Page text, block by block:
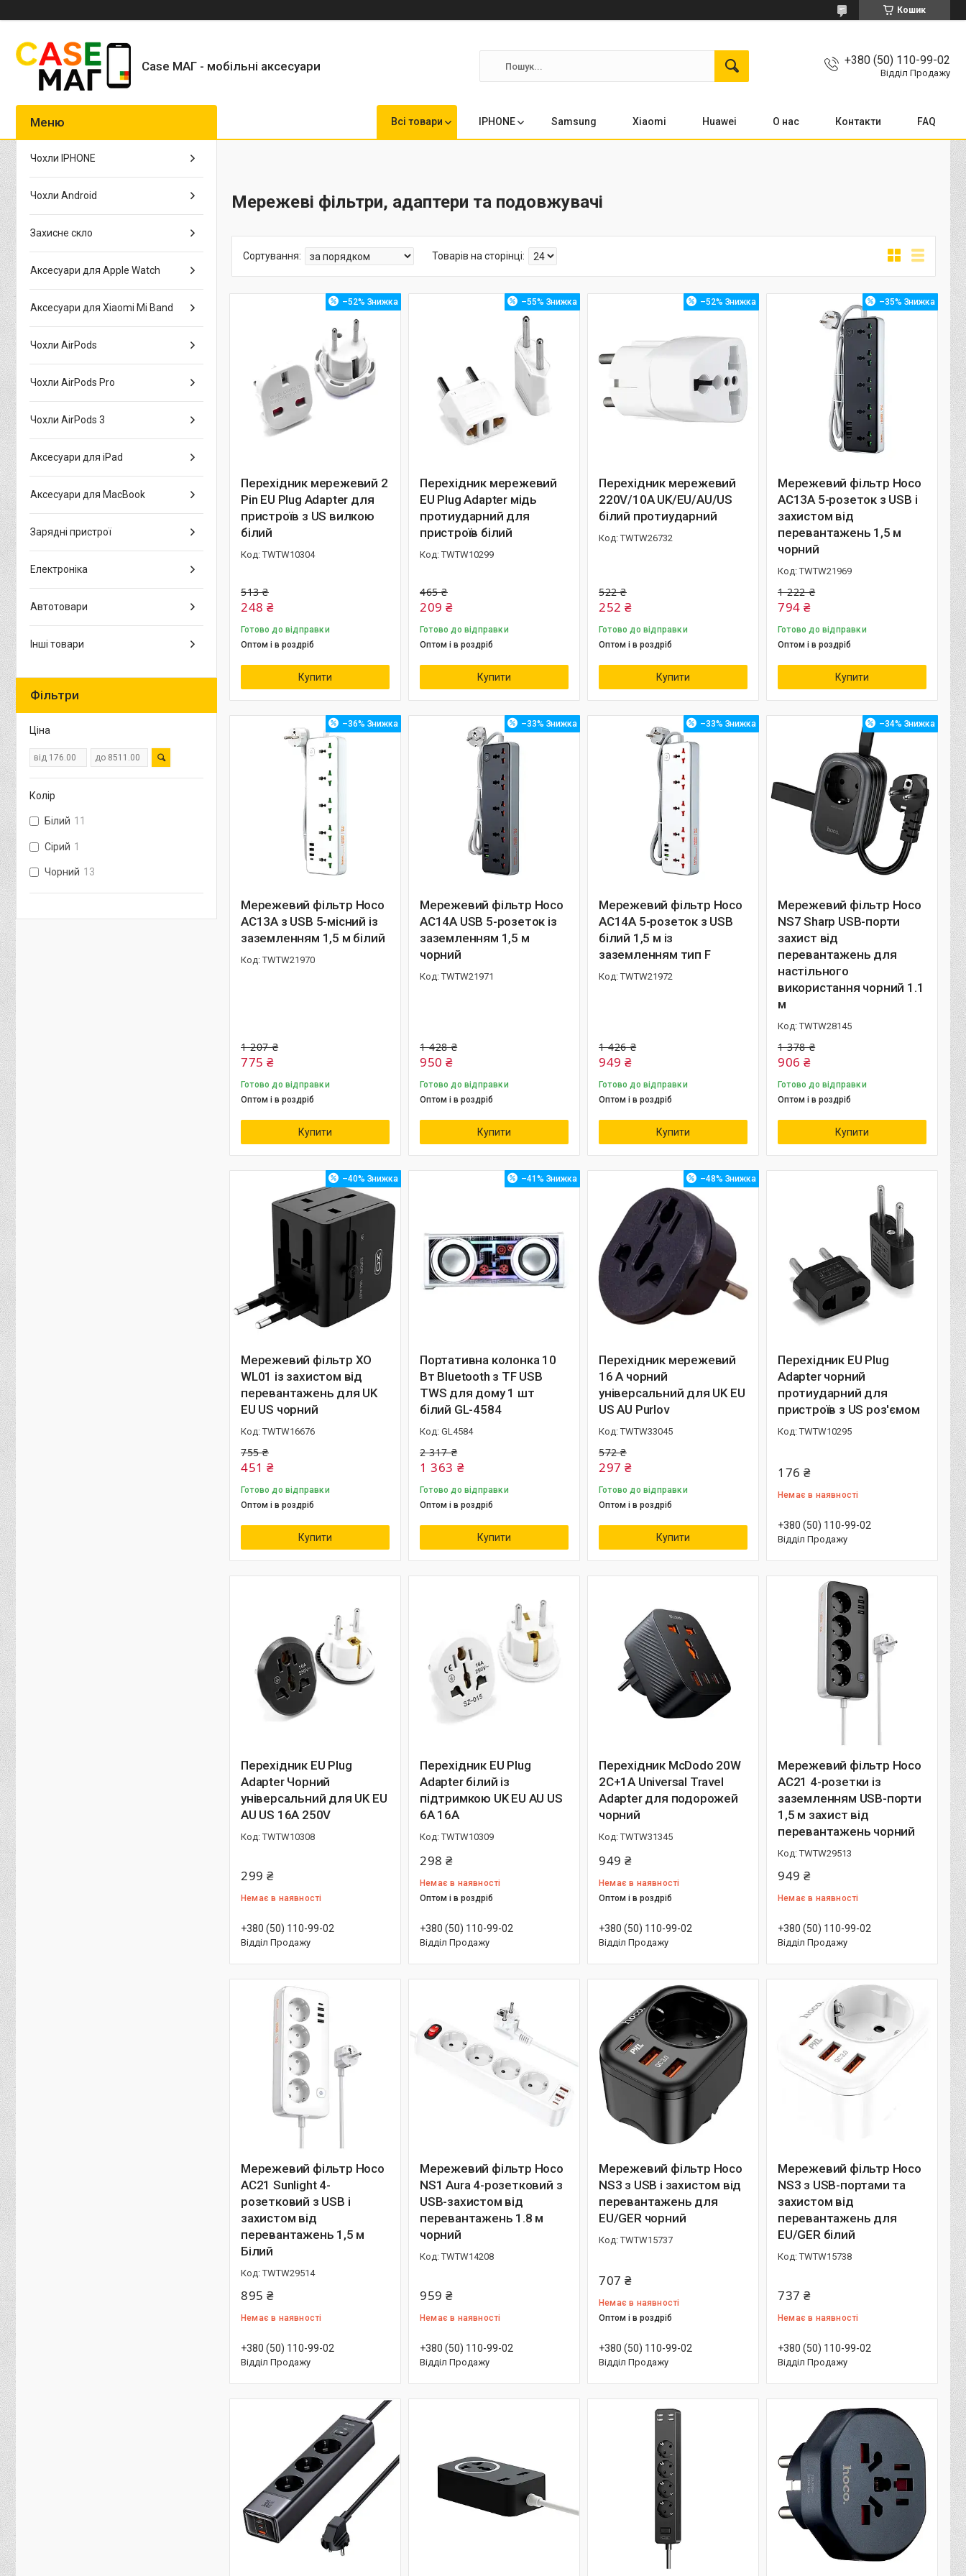
Кошик
Case МАГ - мобільні аксесуари +380 (50) 110-99-02
Відділ Продажу
Всі товари IPHONE Samsung Xiaomi Huawei О нас Контакти FAQ
Мережеві фільтри, адаптери та подовжувачі
–52%
Перехідник мережевий 2
Pin EU Plug Adapter для
пристроїв з US вилкою
білий
TWTW10304
513 ₴
248 ₴
Готово до відправки
Оптом і в роздріб
Купити
–55%
Перехідник мережевий
EU Plug Adapter мідь
протиударний для
пристроїв білий
TWTW10299
465 ₴
209 ₴
Готово до відправки
Оптом і в роздріб
Купити
–52%
Перехідник мережевий
220V/10А UK/EU/AU/US
білий протиударний
TWTW26732
522 ₴
252 ₴
Готово до відправки
Оптом і в роздріб
Купити
–35%
Мережевий фільтр Hoco
AC13A 5-розеток з USB і
захистом від
перевантажень 1,5 м
чорний
TWTW21969
1 222 ₴
794 ₴
Готово до відправки
Оптом і в роздріб
Купити
–36%
Мережевий фільтр Hoco
AC13A з USB 5-місний із
заземленням 1,5 м білий
TWTW21970
1 207 ₴
775 ₴
Готово до відправки
Оптом і в роздріб
Купити
–33%
Мережевий фільтр Hoco
AC14A USB 5-розеток із
заземленням 1,5 м
чорний
TWTW21971
1 428 ₴
950 ₴
Готово до відправки
Оптом і в роздріб
Купити
–33%
Мережевий фільтр Hoco
AC14A 5-розеток з USB
білий 1,5 м із
заземленням тип F
TWTW21972
1 426 ₴
949 ₴
Готово до відправки
Оптом і в роздріб
Купити
–34%
Мережевий фільтр Hoco
NS7 Sharp USB-порти
захист від
перевантажень для
настільного
використання чорний 1.1
м
TWTW28145
1 378 ₴
906 ₴
Готово до відправки
Оптом і в роздріб
Купити
–40%
Мережевий фільтр XO
WL01 із захистом від
перевантажень для UK
EU US чорний
TWTW16676
755 ₴
451 ₴
Готово до відправки
Оптом і в роздріб
Купити
–41%
Портативна колонка 10
Вт Bluetooth з TF USB
TWS для дому 1 шт
білий GL-4584
GL4584
2 317 ₴
1 363 ₴
Готово до відправки
Оптом і в роздріб
Купити
–48%
Перехідник мережевий
16 А чорний
універсальний для UK EU
US AU Purlov
TWTW33045
572 ₴
297 ₴
Готово до відправки
Оптом і в роздріб
Купити
Перехідник EU Plug
Adapter чорний
протиударний для
пристроїв з US роз'ємом
TWTW10295
176 ₴
Немає в наявності
+380 (50) 110-99-02
Відділ Продажу
Перехідник EU Plug
Adapter Чорний
універсальний для UK EU
AU US 16A 250V
TWTW10308
299 ₴
Немає в наявності
+380 (50) 110-99-02
Відділ Продажу
Перехідник EU Plug
Adapter білий із
підтримкою UK EU AU US
6A 16A
TWTW10309
298 ₴
Немає в наявності
Оптом і в роздріб
+380 (50) 110-99-02
Відділ Продажу
Перехідник McDodo 20W
2C+1A Universal Travel
Adapter для подорожей
чорний
TWTW31345
949 ₴
Немає в наявності
Оптом і в роздріб
+380 (50) 110-99-02
Відділ Продажу
Мережевий фільтр Hoco
AC21 4-розетки із
заземленням USB-порти
1,5 м захист від
перевантажень чорний
TWTW29513
949 ₴
Немає в наявності
+380 (50) 110-99-02
Відділ Продажу
Мережевий фільтр Hoco
AC21 Sunlight 4-
розетковий з USB і
захистом від
перевантажень 1,5 м
Білий
TWTW29514
895 ₴
Немає в наявності
+380 (50) 110-99-02
Відділ Продажу
Мережевий фільтр Hoco
NS1 Aura 4-розетковий з
USB-захистом від
перевантажень 1.8 м
чорний
TWTW14208
959 ₴
Немає в наявності
+380 (50) 110-99-02
Відділ Продажу
Мережевий фільтр Hoco
NS3 з USB і захистом від
перевантажень для
EU/GER чорний
TWTW15737
707 ₴
Немає в наявності
Оптом і в роздріб
+380 (50) 110-99-02
Відділ Продажу
Мережевий фільтр Hoco
NS3 з USB-портами та
захистом від
перевантажень для
EU/GER білий
TWTW15738
737 ₴
Немає в наявності
+380 (50) 110-99-02
Відділ Продажу
Чохли IPHONE
Чохли Android
Захисне скло
Аксесуари для Apple Watch
Аксесуари для Xiaomi Mi Band
Чохли AirPods
Чохли AirPods Pro
Чохли AirPods 3
Аксесуари для iPad
Аксесуари для MacBook
Зарядні пристрої
Електроніка
Автотовари
Інші товари
Фільтри
Ціна
Колір
Білий 11
Сірий 1
Чорний 13